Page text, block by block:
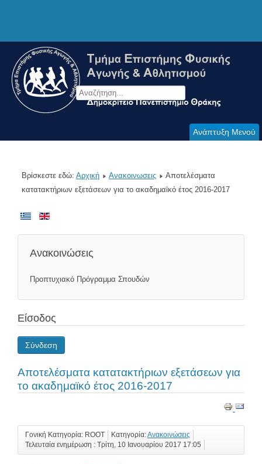
Ανάπτυξη Μενού
Βρίσκεστε εδώ: Αρχική Ανακοινωσεις
Αποτελέσματα
κατατακτήριων εξετάσεων για το ακαδημαϊκό έτος 2016-2017
Ανακοινώσεις
Προπτυχιακό Πρόγραμμα Σπουδών
Είσοδος
Σύνδεση
Αποτελέσματα κατατακτήριων εξετάσεων για
το ακαδημαϊκό έτος 2016-2017
Γονική Κατηγορία: ROOT Κατηγορία:Ανακοινώσεις
Τελευταία ενημέρωση : Τρίτη, 10 Ιανουαρίου 2017 17:05